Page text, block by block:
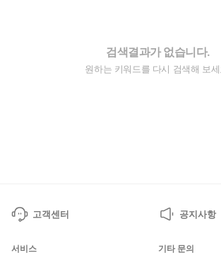
검색결과가 없습니다.
원하는 키워드를 다시 검색해 보세
고객센터 공지사항
서비스 기타 문의